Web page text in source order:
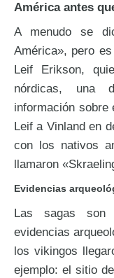
América antes
A menudo se
América», pero
Leif Erikson,
nórdicas, una
información
Leif a Vinland en
con los nativos
llamaron
Evidencias
Las sagas son
evidencias
los vikingos
ejemplo: el sitio